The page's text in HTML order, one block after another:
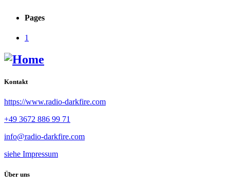
Pages
1
Kontakt
https://www.radio-darkfire.com
+49 3672 886 99 71
info@radio-darkfire.com
siehe Impressum
Über uns